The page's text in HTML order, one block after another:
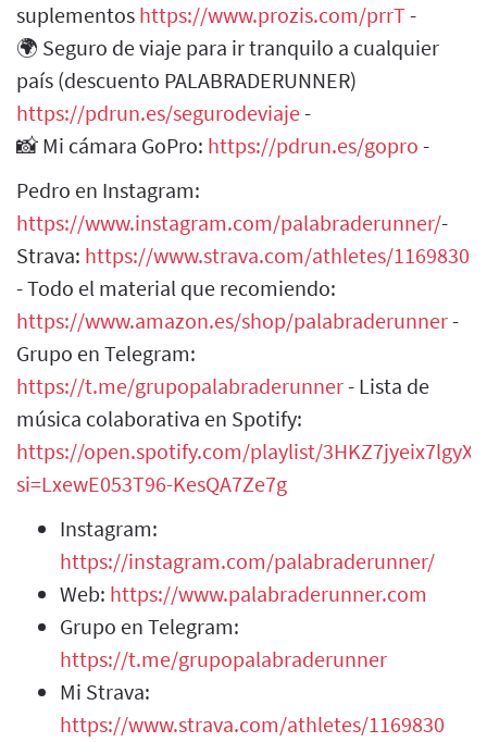
suplementos https://www.prozis.com/prrT-
🌍 Seguro de viaje para ir tranquilo a cualquier
país (descuento PALABRADERUNNER)
https://pdrun.es/segurodeviaje-
📸 Mi cámara GoPro: https://pdrun.es/gopro -
Pedro en Instagram:
https://www.instagram.com/palabraderunner/-
Strava: https://www.strava.com/athletes/1169830
- Todo el material que recomiendo:
https://www.amazon.es/shop/palabraderunner-
Grupo en Telegram:
https://t.me/grupopalabraderunner- Lista de
música colaborativa en Spotify:
https://open.spotify.com/playlist/
si=LxewE053T96-KesQA7Ze7g
Instagram:
https://instagram.com/palabraderunner/
Web: https://www.palabraderunner.com
Grupo en Telegram:
https://t.me/grupopalabraderunner
Mi Strava:
https://www.strava.com/athletes/1169830